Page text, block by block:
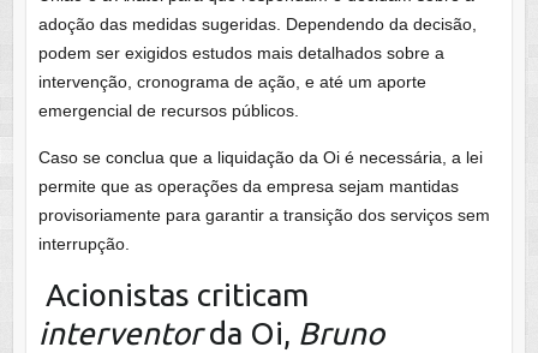
adoção das medidas sugeridas. Dependendo da decisão,
podem ser exigidos estudos mais detalhados sobre a
intervenção, cronograma de ação, e até um aporte
emergencial de recursos públicos.
Caso se conclua que a liquidação da Oi é necessária, a lei
permite que as operações da empresa sejam mantidas
provisoriamente para garantir a transição dos serviços sem
interrupção.
Acionistas criticam
interventorda Oi, Bruno